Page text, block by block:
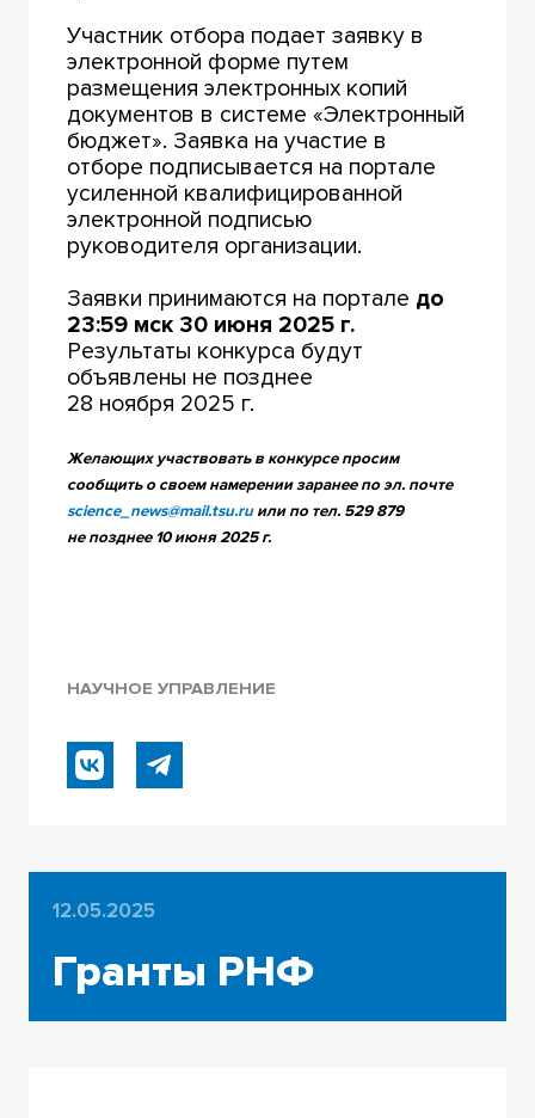
Участник отбора подает заявку в
электронной форме путем
размещения электронных копий
документов в системе «Электронный
бюджет». Заявка на участие в
отборе подписывается на портале
усиленной квалифицированной
электронной подписью
руководителя организации.
Заявки принимаются на портале до
23:59 мск 30 июня 2025 г.
Результаты конкурса будут
объявлены не позднее
28 ноября 2025 г.
Желающих участвовать в конкурсе просим
сообщить о своем намерении заранее по эл. почте
science_news@mail.tsu.ruили по тел. 529 879
не позднее 10 июня 2025 г.
НАУЧНОЕ УПРАВЛЕНИЕ
12.05.2025
Гранты РНФ